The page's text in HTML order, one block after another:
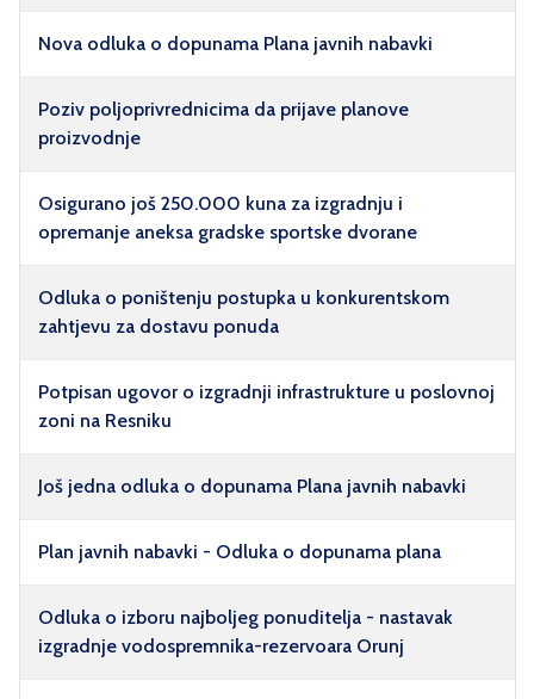
Nova odluka o dopunama Plana javnih nabavki
Poziv poljoprivrednicima da prijave planove
proizvodnje
Osigurano još 250.000 kuna za izgradnju i
opremanje aneksa gradske sportske dvorane
Odluka o poništenju postupka u konkurentskom
zahtjevu za dostavu ponuda
Potpisan ugovor o izgradnji infrastrukture u poslovnoj
zoni na Resniku
Još jedna odluka o dopunama Plana javnih nabavki
Plan javnih nabavki - Odluka o dopunama plana
Odluka o izboru najboljeg ponuditelja - nastavak
izgradnje vodospremnika-rezervoara Orunj